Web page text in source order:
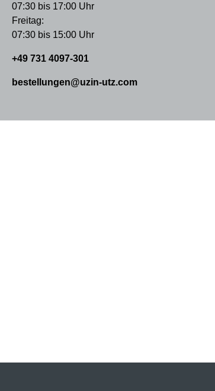
07:30 bis 17:00 Uhr
Freitag:
07:30 bis 15:00 Uhr
+49 731 4097-301
bestellungen@uzin-utz.com